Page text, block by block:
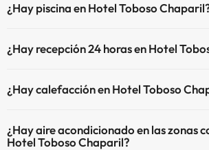
¿Hay piscina en Hotel Toboso
pago) Aquí tienes más info sobre la piscina y
¿Hay recepción 24 horas en Hotel
¿Hay calefacción en Hotel Toboso
¿Hay aire acondicionado en las zonas
Hotel Toboso Chaparil?